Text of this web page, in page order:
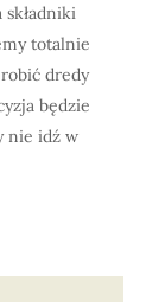
składniki
totalnie
dredy
będzie
nie idź w